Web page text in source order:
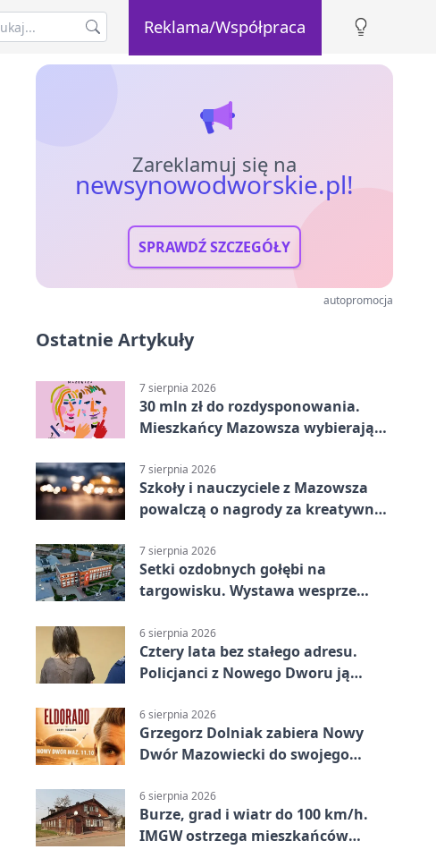
Reklama/Współpraca
Zareklamuj się na
newsynowodworskie.pl!
SPRAWDŹ SZCZEGÓŁY
autopromocja
Ostatnie Artykuły
7 sierpnia 2026
30 mln zł do rozdysponowania.
Mieszkańcy Mazowsza wybierają
7 sierpnia 2026
Szkoły i nauczyciele z Mazowsza
powalczą o nagrody za kreatywną
7 sierpnia 2026
Setki ozdobnych gołębi na
targowisku. Wystawa wesprze
6 sierpnia 2026
Cztery lata bez stałego adresu.
Policjanci z Nowego Dworu ją
6 sierpnia 2026
Grzegorz Dolniak zabiera Nowy
Dwór Mazowiecki do swojego
6 sierpnia 2026
Burze, grad i wiatr do 100 km/h.
IMGW ostrzega mieszkańców